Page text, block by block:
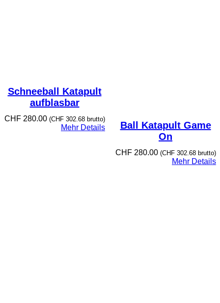
Schneeball Katapult
aufblasbar
CHF280.00 (CHF302.68brutto)
Mehr Details
Ball Katapult Game
On
CHF280.00 (CHF302.68brutto)
Mehr Details